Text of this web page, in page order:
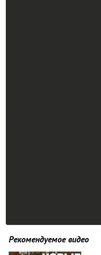
Рекомендуемое видео